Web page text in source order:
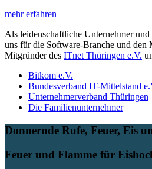
mehr erfahren
Als leidenschaftliche Unternehmer
uns für die Software-Branche und den
Mitgründer des ITnet Thüringen e.V.
Bitkom e.V.
Bundesverband IT-Mittelstand
Unternehmerverband Thüringen
Die Familienunternehmer
Donnernde Rufe, Feuer, Eis
Feuer und Flamme für